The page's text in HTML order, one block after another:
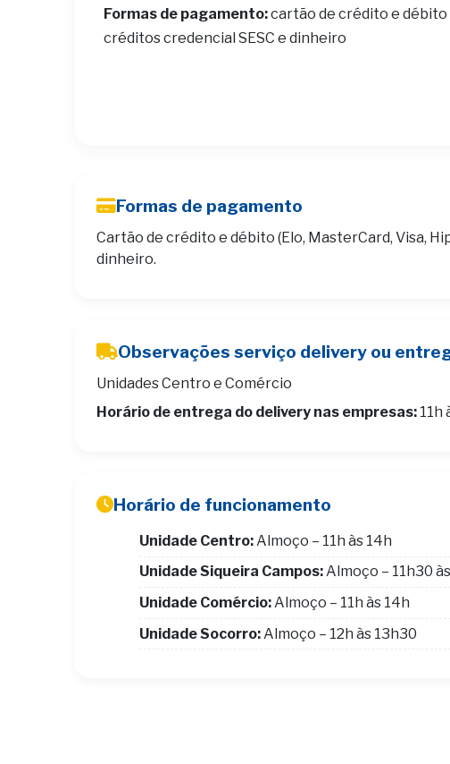
Formas de pagamento:cartão de crédito e débito
créditos credencial SESC e dinheiro
Formas de pagamento
Cartão de crédito e débito (Elo, MasterCard, Visa,
dinheiro.
Observações serviço delivery ou
Unidades Centro e Comércio
Horário de entrega do delivery nas empresas: 11h
Horário de funcionamento
Unidade Centro: Almoço – 11h às 14h
Unidade Siqueira Campos:Almoço – 11h30
Unidade Comércio:Almoço – 11h às 14h
Unidade Socorro: Almoço – 12h às 13h30